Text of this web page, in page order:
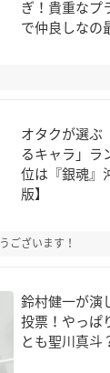
ぎ！貴重なプ
で仲良しなの
オタクが選ぶ
るキャラ」ラ
位は『銀魂』
版】
ございます！
鈴村健一が演
投票！やっぱ
とも聖川真斗